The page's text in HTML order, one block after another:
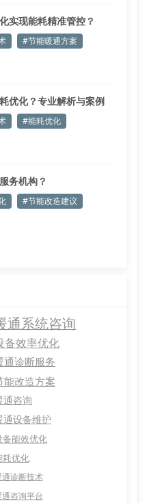
实现能耗精准管控？
#节能暖通方案
优化？专业解析与案例
#能耗优化
务机构？
#节能改造建议
通系统咨询
备效率优化
通诊断服务
能改造方案
通咨询
通设备维护
备能效优化
耗优化
通诊断技术
通咨询平台